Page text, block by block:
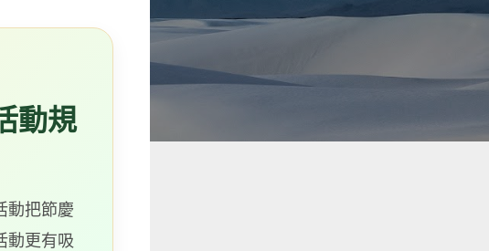
動規
動把節慶
動更有吸